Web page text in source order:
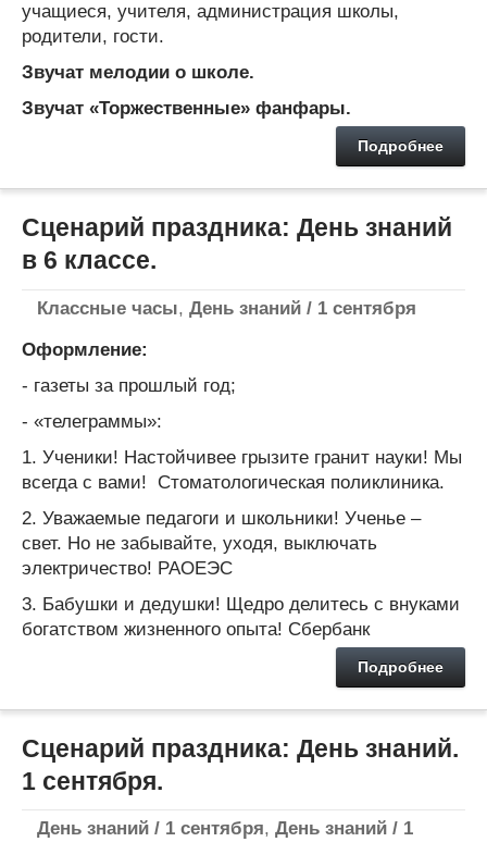
учащиеся, учителя, администрация школы,
родители, гости.
Звучат мелодии о школе.
Звучат «Торжественные» фанфары.
Подробнее
Сценарий праздника: День знаний
в 6 классе.
Классные часы, День знаний / 1 сентября
Оформление:
- газеты за прошлый год;
- «телеграммы»:
1. Ученики! Настойчивее грызите гранит науки! Мы
всегда с вами! Стоматологическая поликлиника.
2. Уважаемые педагоги и школьники! Ученье –
свет. Но не забывайте, уходя, выключать
электричество! РАОЕЭС
3. Бабушки и дедушки! Щедро делитесь с внуками
богатством жизненного опыта! Сбербанк
Подробнее
Сценарий праздника: День знаний.
1 сентября.
День знаний / 1 сентября, День знаний / 1